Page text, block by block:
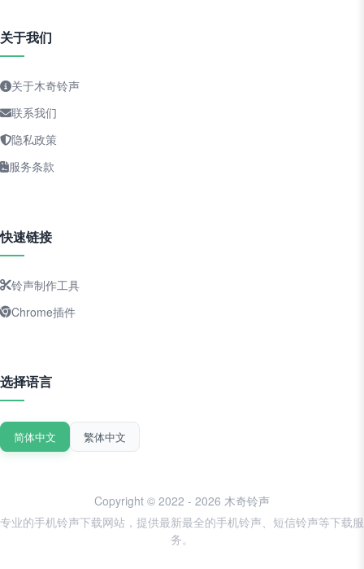
关于我们
关于木奇铃声
联系我们
隐私政策
服务条款
快速链接
铃声制作工具
Chrome插件
选择语言
简体中文 繁体中文
Copyright © 2022 - 2026 木奇铃声
专业的手机铃声下载网站，提供最新最全的手机铃声、短信铃声等下载服
务。